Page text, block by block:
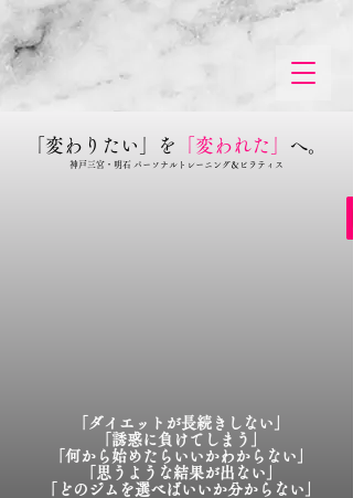
「変わりたい」を 「変われた」 へ。
神戸三宮・明石 パーソナルトレーニング＆ピラティス
「ダイエットが長続きしない」
「誘惑に負けてしまう」
「何から始めたらいいかわからない」
「思うような結果が出ない」
「どのジムを選べばいいか分からない」